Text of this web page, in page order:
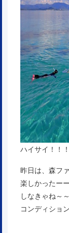
ハイサイ！！！
昨日は、森フ
楽しかったー
しなきゃね～
コンディション